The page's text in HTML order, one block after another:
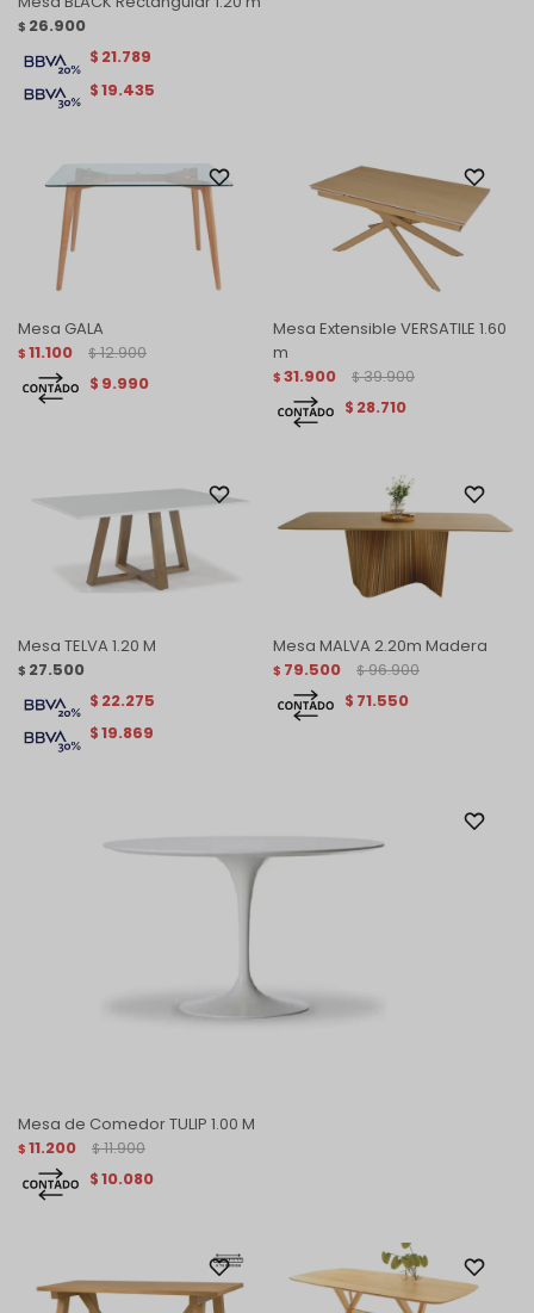
$ 26.900
$19.435
$ 21.789
Mesa GALA
$ 11.100 $ 12.900
$ 9.990
Mesa Extensible VERSATILE 1.60
m
$ 31.900 $ 39.900
$ 28.710
Mesa TELVA 1.20 M
$ 27.500
$19.869
$ 22.275
Mesa MALVA 2.20m Madera
$ 79.500 $ 96.900
$ 71.550
Mesa de Comedor TULIP 1.00 M
$ 11.200 $ 11.900
$10.080